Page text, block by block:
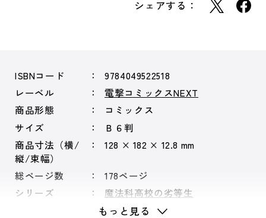
シェアする：
ISBNコード
9784049522518
レーベル
電撃コミックスNEXT
商品形態
コミックス
サイズ
Ｂ６判
商品寸法（横/
縦/束幅）
128 × 182 × 12.8 mm
総ページ数
178ページ
シリーズ
魔法科高校の劣等生
もっと見る